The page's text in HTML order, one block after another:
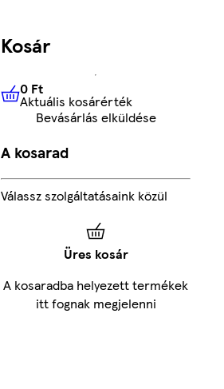
Kosár
0 FtAktuális kosárérték
0 Ft
Aktuális kosárérték
Bevásárlás elküldése
A kosarad
Válassz szolgáltatásaink közül
Üres kosár
A kosaradba helyezett termékek
itt fognak megjelenni